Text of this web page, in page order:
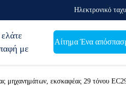
Ηλεκτρονικό
με
Αίτημα Ένα
μηχανημάτων, εκσκαφέας 29 τόνου